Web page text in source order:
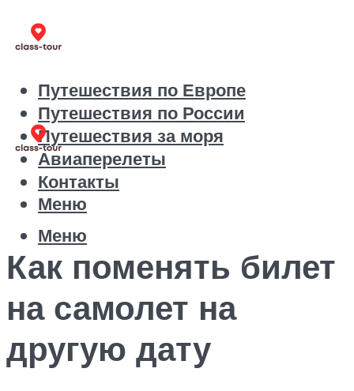
Путешествия по Европе
Путешествия по России
Путешествия за моря
Авиаперелеты
Контакты
Меню
Меню
Как поменять билет
на самолет на
другую дату